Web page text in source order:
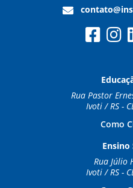
Rua Pastor
Ivoti / RS -
Como
Rua Júlio
Ivoti / RS -